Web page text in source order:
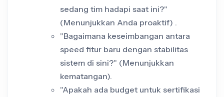
sedang tim hadapi saat ini?"
(Menunjukkan Anda proaktif) .
"Bagaimana keseimbangan antara
speed fitur baru dengan stabilitas
sistem di sini?" (Menunjukkan
kematangan).
"Apakah ada budget untuk sertifikasi